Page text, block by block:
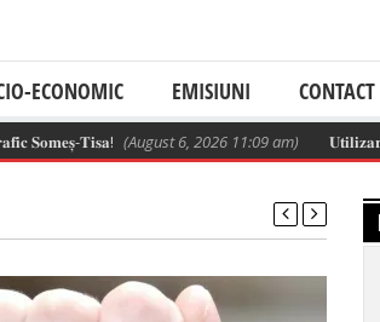
ECONOMIC EMISIUNI CONTACT
𝐓𝐢𝐬𝐚! (August 6, 2026 11:09 am) 𝐔𝐭𝐢𝐥𝐢𝐳𝐚𝐫𝐞𝐚